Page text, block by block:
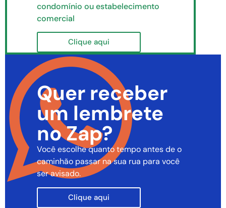
condomínio ou estabelecimento
comercial
Clique aqui
Quer receber
um lembrete
no Zap?
Você escolhe quanto tempo antes de o
caminhão passar na sua rua para você
ser avisado.
Clique aqui